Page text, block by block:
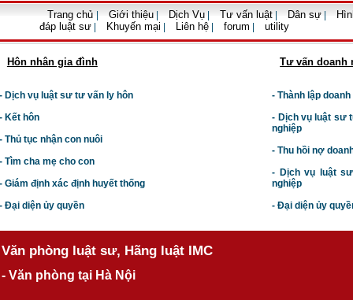
Trang chủ Giới thiệu Dịch Vụ Tư vấn luật Dân sự
đáp luật sư
Khuyến mại Liên hệ forum utility
Hôn nhân gia đình
Dịch vụ luật sư tư vấn ly hôn
Kết hôn
Thủ tục nhận con nuôi
Tìm cha mẹ cho con
Giám định xác định huyết thống
Đại diện ủy quyền
Tư vấn doanh
- Thành lập
- Dịch vụ luật sư t
nghiệp
- Thu hồi nợ
- Dịch vụ luật
nghiệp
- Đại diện ủy
Văn phòng luật sư, Hãng luật IMC
- Văn phòng tại Hà Nội